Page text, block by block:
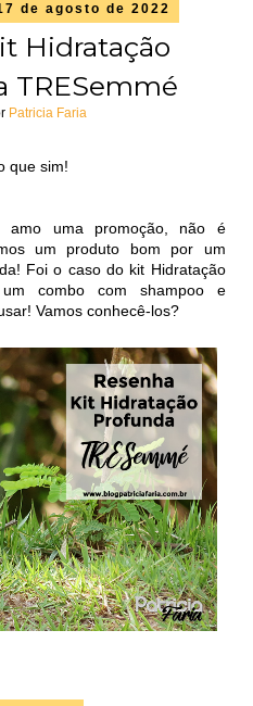
de agosto de 2022
Hidratação
TRESemmé
Patricia Faria
que sim!
amo uma promoção, não é
um produto bom por um
Foi o caso do kit Hidratação
combo com shampoo e
Vamos conhecê-los?